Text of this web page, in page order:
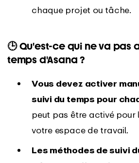
chaque projet ou tâche.
🕒 Qu'est-ce qui ne va pas
temps d'Asana ?
Vous devez activer
suivi du temps pour
peut pas être activé pour
votre espace de travail.
Les méthodes de suivi